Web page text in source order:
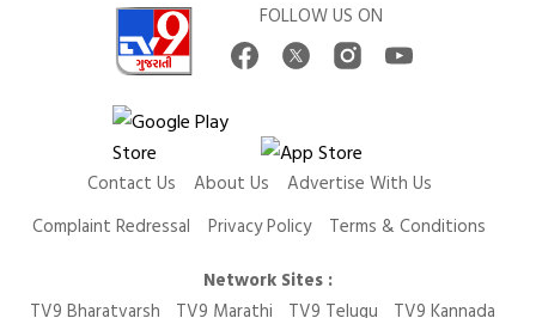
FOLLOW US ON
Contact Us About Us
Advertise With Us
Complaint Redressal
Privacy Policy
Terms & Conditions
Network Sites :
TV9 Bharatvarsh
TV9 Marathi TV9 Telugu TV9 Kannada